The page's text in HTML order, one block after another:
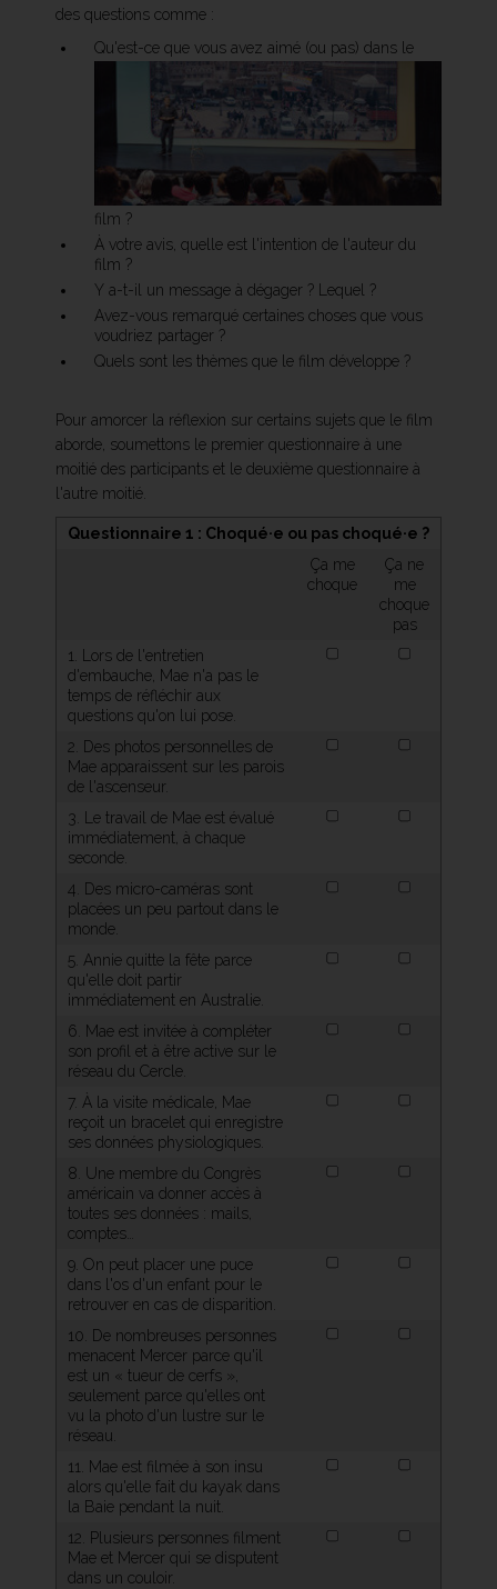
des questions comme :
Qu'est-ce que vous avez aimé (ou pas) dans le
film ?
À votre avis, quelle est l'intention de l'auteur du
film ?
Y a-t-il un message à dégager ? Lequel ?
Avez-vous remarqué certaines choses que vous
voudriez partager ?
Quels sont les thèmes que le film développe ?
Pour amorcer la réflexion sur certains sujets que le film
aborde, soumettons le premier questionnaire à une
moitié des participants et le deuxième questionnaire à
l'autre moitié.
Questionnaire 1 : Choqué·e ou pas choqué·e ?
Ça me
choque
Ça ne
me
choque
pas
1. Lors de l'entretien
d'embauche, Mae n'a pas le
temps de réfléchir aux
questions qu'on lui pose.
2. Des photos personnelles de
Mae apparaissent sur les parois
de l'ascenseur.
3. Le travail de Mae est évalué
immédiatement, à chaque
seconde.
4. Des micro-caméras sont
placées un peu partout dans le
monde.
5. Annie quitte la fête parce
qu'elle doit partir
immédiatement en Australie.
6. Mae est invitée à compléter
son profil et à être active sur le
réseau du Cercle.
7. À la visite médicale, Mae
reçoit un bracelet qui enregistre
ses données physiologiques.
8. Une membre du Congrès
américain va donner accès à
toutes ses données : mails,
comptes…
9. On peut placer une puce
dans l'os d'un enfant pour le
retrouver en cas de disparition.
10. De nombreuses personnes
menacent Mercer parce qu'il
est un « tueur de cerfs »,
seulement parce qu'elles ont
vu la photo d'un lustre sur le
réseau.
11. Mae est filmée à son insu
alors qu'elle fait du kayak dans
la Baie pendant la nuit.
12. Plusieurs personnes filment
Mae et Mercer qui se disputent
dans un couloir.